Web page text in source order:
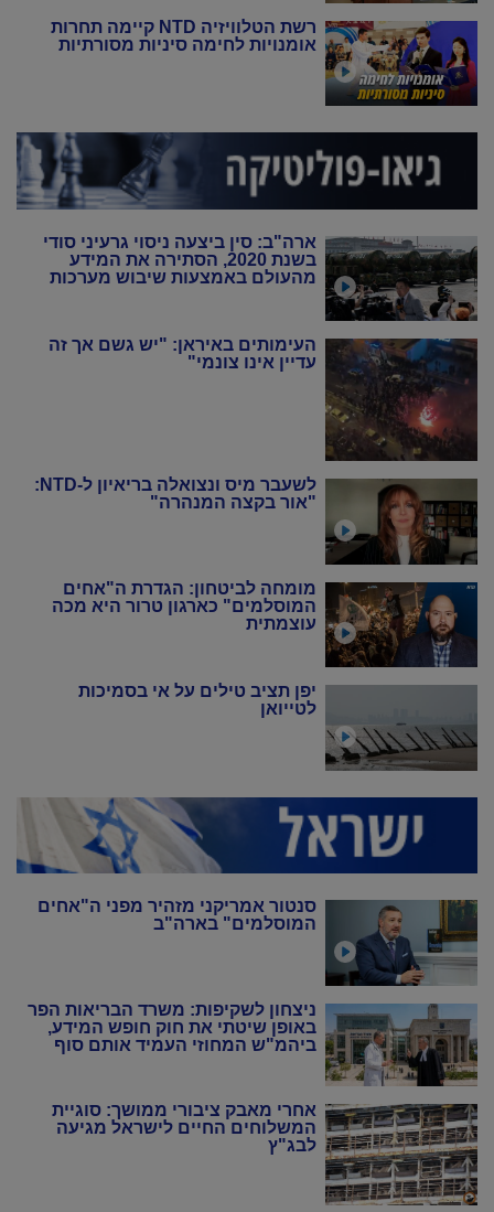
רשת הטלוויזיה NTD קיימה תחרות
אומנויות לחימה סיניות מסורתיות
ארה"ב: סין ביצעה ניסוי גרעיני סודי
בשנת 2020, הסתירה את המידע
מהעולם באמצעות שיבוש מערכות
העימותים באיראן: "יש גשם אך זה
עדיין אינו צונמי"
לשעבר מיס ונצואלה בריאיון ל-NTD:
"אור בקצה המנהרה"
מומחה לביטחון: הגדרת ה"אחים
המוסלמים" כארגון טרור היא מכה
עוצמתית
יפן תציב טילים על אי בסמיכות
לטייואן
סנטור אמריקני מזהיר מפני ה"אחים
המוסלמים" בארה"ב
ניצחון לשקיפות: משרד הבריאות הפר
באופן שיטתי את חוק חופש המידע,
ביהמ"ש המחוזי העמיד אותם סוף
אחרי מאבק ציבורי ממושך: סוגיית
המשלוחים החיים לישראל מגיעה
לבג"ץ